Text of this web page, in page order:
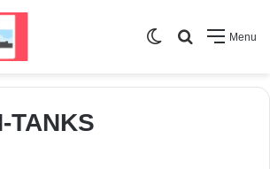
Menu
Search
Switch
TANKS